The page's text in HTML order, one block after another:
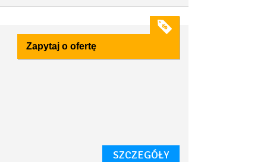
Zapytaj o ofertę
SZCZEGÓŁY